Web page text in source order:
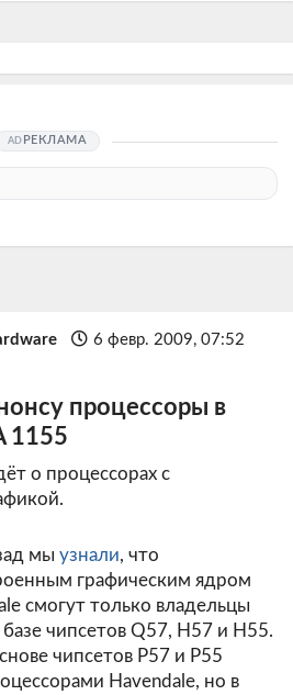
РЕКЛАМА
6 февр. 2009, 07:52
процессоры в
1155
о процессорах с
мы узнали, что
графическим ядром
смогут только владельцы
чипсетов Q57, H57 и H55.
чипсетов P57 и P55
Havendale, но в